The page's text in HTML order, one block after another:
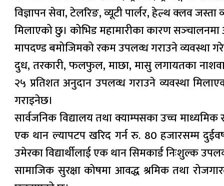
विज्ञापन सेवा, टेलरिङ, व्यूटी पार्लर, हेल्थ क्लव
मिलाएको छु। कोभिड महामारीका कारण
मापदण्ड बमोजिमको रकम उपलव्ध गराउने व्यवस्था
दुध, तरकारी, फलफुल, माछा, मासु लगायतका
२५ प्रतिशत अनुदान उपलव्ध गराउने व्यवस्था
गराइनेछ।
सार्वजनिक विद्यालय तथा क्याम्पसका उच्च
एक थान ल्यापटप खरिद गर्न रु. 80 हजारसम्म
उमेरका विद्यार्थीलाई एक थान सिमकार्ड निःशुल्क
सामाजिक सुरक्षा कोषमा आवद्ध श्रमिक तथा